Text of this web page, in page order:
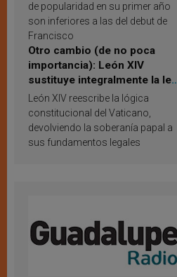
de popularidad en su primer año
son inferiores a las del debut de
Francisco
Otro cambio (de no poca
importancia): León XIV
sustituye integralmente la ley
vaticana de Papa Francisco
León XIV reescribe la lógica
constitucional del Vaticano,
devolviendo la soberanía papal a
sus fundamentos legales